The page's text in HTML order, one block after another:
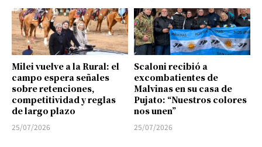
Milei vuelve a la Rural: el
campo espera señales
sobre retenciones,
competitividad y reglas
de largo plazo
25/07/2026
Scaloni recibió a
excombatientes de
Malvinas en su casa de
Pujato: “Nuestros colores
nos unen”
25/07/2026